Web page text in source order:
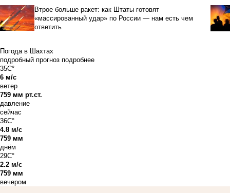
Втрое больше ракет: как Штаты готовят
«массированный удар» по России — нам есть чем
ответить
Погода в Шахтах
подробный прогноз подробнее
35C°
6 м/с
ветер
759 мм рт.ст.
давление
сейчас
36C°
4.8 м/с
759 мм
днём
29C°
2.2 м/с
759 мм
вечером